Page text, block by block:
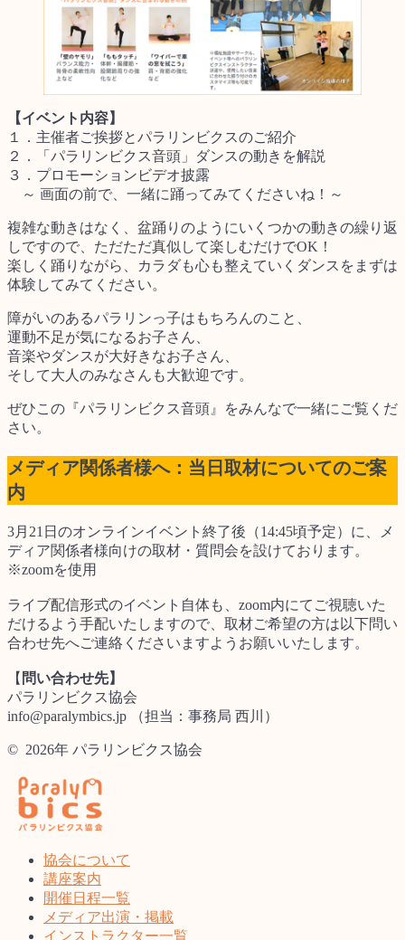
【イベント内容】
１．主催者ご挨拶とパラリンビクスのご紹介
２．「パラリンビクス音頭」ダンスの動きを解説
３．プロモーションビデオ披露
～ 画面の前で、一緒に踊ってみてくださいね！～
複雑な動きはなく、盆踊りのようにいくつかの動きの繰り返
しですので、ただただ真似して楽しむだけでOK！
楽しく踊りながら、カラダも心も整えていくダンスをまずは
体験してみてください。
障がいのあるパラリンっ子はもちろんのこと、
運動不足が気になるお子さん、
音楽やダンスが大好きなお子さん、
そして大人のみなさんも大歓迎です。
ぜひこの『パラリンビクス音頭』をみんなで一緒にご覧くだ
さい。
メディア関係者様へ：当日取材についてのご案
内
3月21日のオンラインイベント終了後（14:45頃予定）に、メ
ディア関係者様向けの取材・質問会を設けております。
※zoomを使用
ライブ配信形式のイベント自体も、zoom内にてご視聴いた
だけるよう手配いたしますので、取材ご希望の方は以下問い
合わせ先へご連絡くださいますようお願いいたします。
【 問い合わせ先】
パラリンビクス協会
info@paralymbics.jp （担当：事務局 西川）
© 2026年 パラリンビクス協会
協会について
講座案内
開催日程一覧
メディア出演・掲載
インストラクター一覧